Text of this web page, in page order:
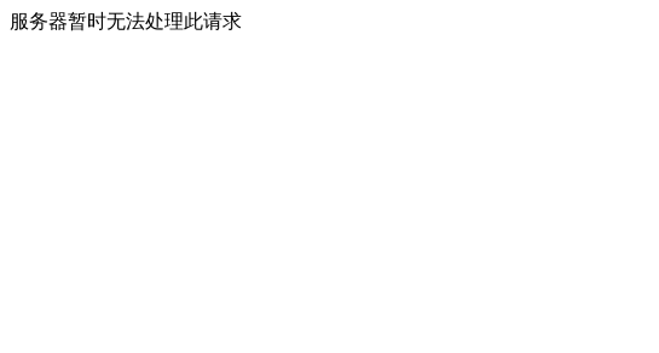
服务器暂时无法处理此请求